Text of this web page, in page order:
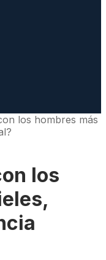
los hombres más
los